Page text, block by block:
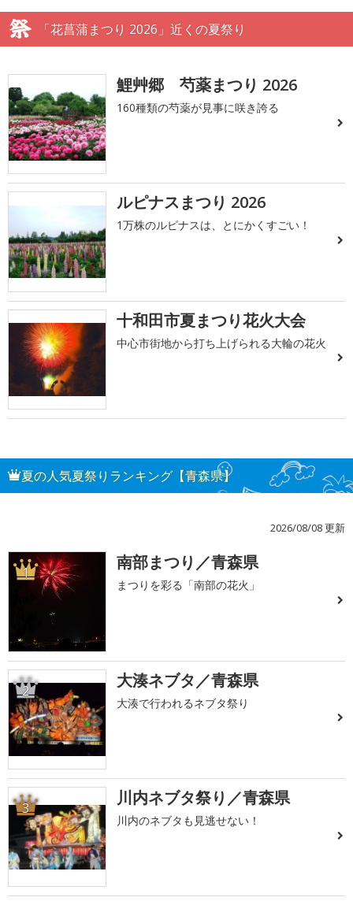
「花菖蒲まつり 2026」近くの夏祭り
鯉艸郷 芍薬まつり 2026
160種類の芍薬が見事に咲き誇る
ルピナスまつり 2026
1万株のルピナスは、とにかくすごい！
十和田市夏まつり花火大会
中心市街地から打ち上げられる大輪の花火
夏の人気夏祭りランキング【青森県】
2026/08/08 更新
1 南部まつり／青森県
まつりを彩る「南部の花火」
2 大湊ネブタ／青森県
大湊で行われるネブタ祭り
3 川内ネブタ祭り／青森県
川内のネブタも見逃せない！